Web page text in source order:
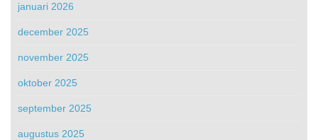
januari 2026
december 2025
november 2025
oktober 2025
september 2025
augustus 2025